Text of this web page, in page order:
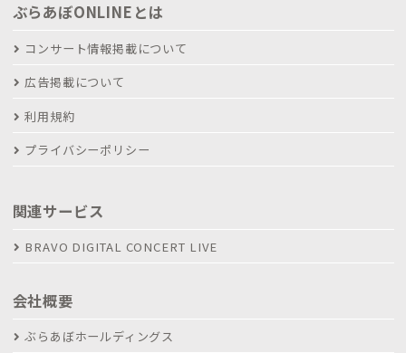
ぶらあぼONLINEとは
コンサート情報掲載について
広告掲載について
利用規約
プライバシーポリシー
関連サービス
BRAVO DIGITAL CONCERT LIVE
会社概要
ぶらあぼホールディングス